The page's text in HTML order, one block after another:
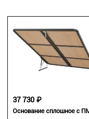
Основание сплошное с
37 730 ₽